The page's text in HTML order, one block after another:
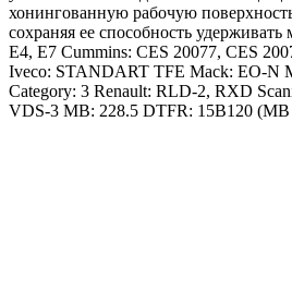
хонингованную рабочую
сохраняя ее способность
E4, E7 Cummins: CES 20077, CES
Iveco: STANDART TFE Mack: EO-N
Category: 3 Renault: RLD-2, RXD
VDS-3 MB: 228.5 DTFR: 15B120 (MB